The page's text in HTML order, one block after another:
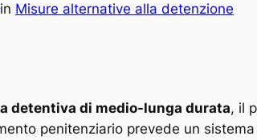
in Misure alternative alla detenzione
detentiva di medio-lunga durata, il
penitenziario prevede un